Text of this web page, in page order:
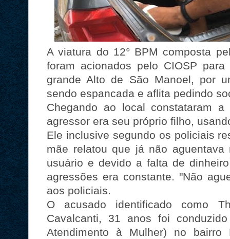
A viatura do 12° BPM composta
foram acionados pelo CIOSP
grande Alto de São Manoel, por
sendo espancada e aflita pedindo
Chegando ao local constataram
agressor era seu próprio filho,
Ele inclusive segundo os policiais
mãe relatou que já não
usuário e devido a falta de
agressões era constante. "Não
aos policiais.
O acusado identificado como
Cavalcanti, 31 anos foi
Atendimento à Mulher) no